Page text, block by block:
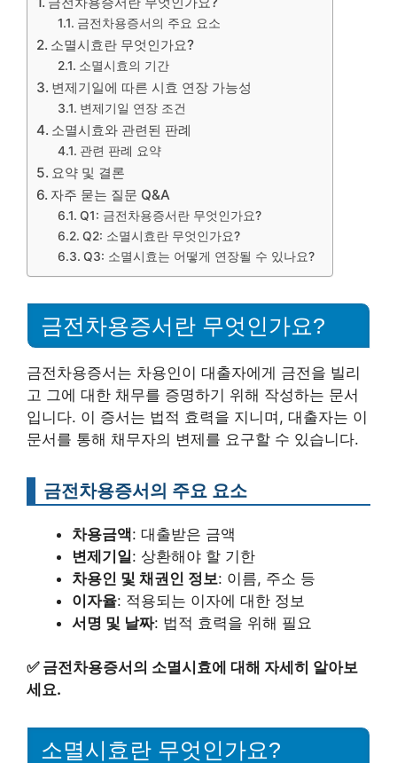
금전차용증서의 주요 요소
소멸시효란 무엇인가요?
소멸시효의 기간
변제기일에 따른 시효 연장 가능성
변제기일 연장 조건
소멸시효와 관련된 판례
관련 판례 요약
요약 및 결론
자주 묻는 질문 Q&A
Q1: 금전차용증서란 무엇인가요?
Q2: 소멸시효란 무엇인가요?
Q3: 소멸시효는 어떻게 연장될 수 있나요?
금전차용증서란 무엇인가요?
금전차용증서는 차용인이 대출자에게 금전을 빌리
고 그에 대한 채무를 증명하기 위해 작성하는 문서
입니다. 이 증서는 법적 효력을 지니며, 대출자는 이
문서를 통해 채무자의 변제를 요구할 수 있습니다.
금전차용증서의 주요 요소
차용금액: 대출받은 금액
변제기일: 상환해야 할 기한
차용인 및 채권인 정보: 이름, 주소 등
이자율: 적용되는 이자에 대한 정보
서명 및 날짜: 법적 효력을 위해 필요
✅ 금전차용증서의 소멸시효에 대해 자세히 알아보
세요.
소멸시효란 무엇인가요?